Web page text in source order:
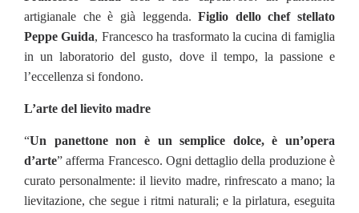
artigianale che è già leggenda.Figlio dello chef stellato
Peppe Guida, Francesco ha trasformato la cucina di famiglia
in un laboratorio del gusto, dove il tempo, la passione e
l’eccellenza si fondono.
L’arte del lievito madre
“Un panettone non è un semplice dolce, è un’opera
d’arte” afferma Francesco. Ogni dettaglio della produzione è
curato personalmente: il lievito madre, rinfrescato a mano; la
lievitazione, che segue i ritmi naturali; e la pirlatura, eseguita